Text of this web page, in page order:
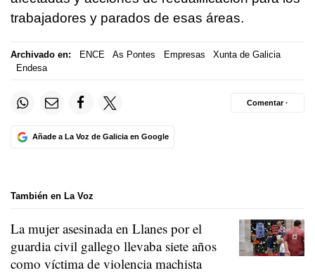
trabajadores y parados de esas áreas.
Archivado en: ENCE As Pontes Empresas
Xunta de Galicia
Endesa
Añade a La Voz de Galicia en Google
Comentar ·
También en La Voz
La mujer asesinada en Llanes por el
guardia civil gallego llevaba siete años
como víctima de violencia machista